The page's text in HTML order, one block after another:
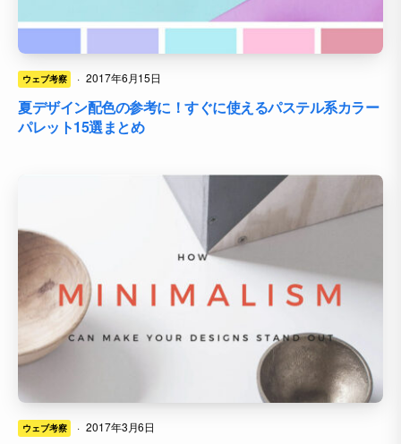
ウェブ考察 · 2017年6月15日
夏デザイン配色の参考に！すぐに使えるパステル系カラー
パレット15選まとめ
ウェブ考察 · 2017年3月6日